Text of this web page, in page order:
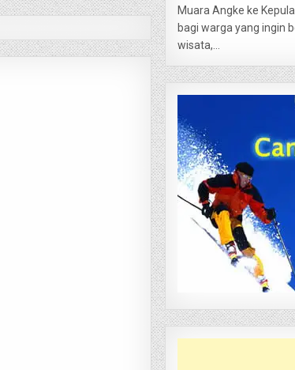
Muara Angke ke
bagi warga yang ingin
wisata,...